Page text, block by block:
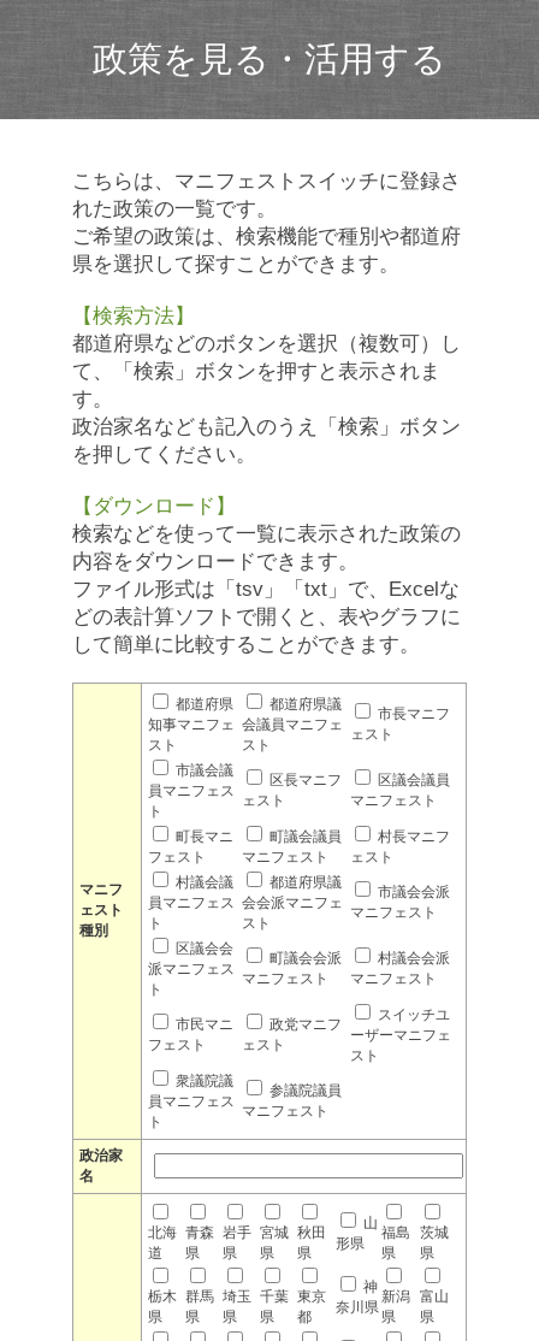
政策を見る・活用する
こちらは、マニフェストスイッチに登録さ
れた政策の一覧です。
ご希望の政策は、検索機能で種別や都道府
県を選択して探すことができます。
【検索方法】
都道府県などのボタンを選択（複数可）し
て、「検索」ボタンを押すと表示されま
す。
政治家名なども記入のうえ「検索」ボタン
を押してください。
【ダウンロード】
検索などを使って一覧に表示された政策の
内容をダウンロードできます。
ファイル形式は「tsv」「txt」で、Excelな
どの表計算ソフトで開くと、表やグラフに
して簡単に比較することができます。
マニフ
ェスト
種別
都道府県
知事マニフェ
スト
都道府県議
会議員マニフェ
スト
市長マニフ
ェスト
市議会議
員マニフェス
ト
区長マニフ
ェスト
区議会議員
マニフェスト
町長マニ
フェスト
町議会議員
マニフェスト
村長マニフ
ェスト
村議会議
員マニフェス
ト
都道府県議
会会派マニフェ
スト
市議会会派
マニフェスト
区議会会
派マニフェス
ト
町議会会派
マニフェスト
村議会会派
マニフェスト
市民マニ
フェスト
政党マニフ
ェスト
スイッチユ
ーザーマニフェ
スト
衆議院議
員マニフェス
ト
参議院議員
マニフェスト
政治家
名
北海
道
青森
県
岩手
県
宮城
県
秋田
県
山
形県
福島
県
茨城
県
栃木
県
群馬
県
埼玉
県
千葉
県
東京
都
神
奈川県
新潟
県
富山
県